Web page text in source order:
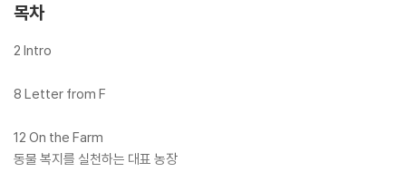
목차
2 Intro
8 Letter from F
12 On the Farm
동물 복지를 실천하는 대표 농장